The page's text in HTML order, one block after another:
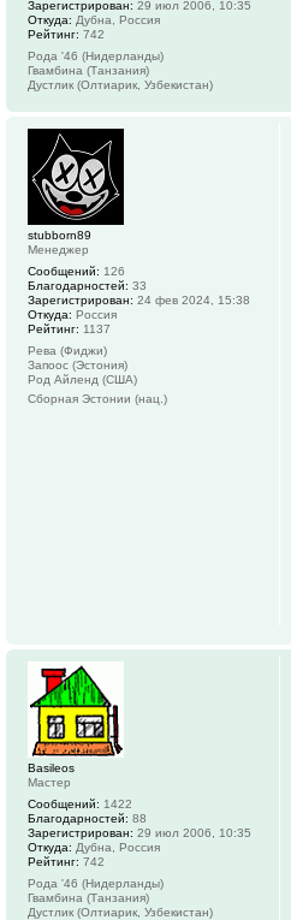
Зарегистрирован: 29 июл 2006, 10:35
Откуда: Дубна, Россия
Рейтинг: 742
Рода '46 (Нидерланды)
Гвамбина (Танзания)
Дустлик (Олтиарик, Узбекистан)
stubborn89
Менеджер
Сообщений: 126
Благодарностей: 33
Зарегистрирован: 24 фев 2024, 15:38
Откуда: Россия
Рейтинг: 1137
Рева (Фиджи)
Запоос (Эстония)
Род Айленд (США)
Сборная Эстонии (нац.)
Basileos
Мастер
Сообщений: 1422
Благодарностей: 88
Зарегистрирован: 29 июл 2006, 10:35
Откуда: Дубна, Россия
Рейтинг: 742
Рода '46 (Нидерланды)
Гвамбина (Танзания)
Дустлик (Олтиарик, Узбекистан)